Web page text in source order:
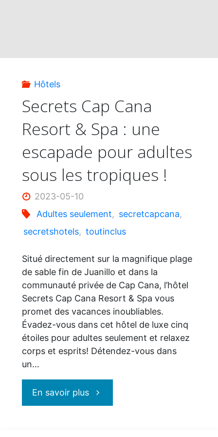
Hôtels
Secrets Cap Cana
Resort & Spa : une
escapade pour adultes
sous les tropiques !
2023-05-10
Adultes seulement, secretcapcana,
secretshotels, toutinclus
Situé directement sur la magnifique plage
de sable fin de Juanillo et dans la
communauté privée de Cap Cana, l’hôtel
Secrets Cap Cana Resort & Spa vous
promet des vacances inoubliables.
Évadez-vous dans cet hôtel de luxe cinq
étoiles pour adultes seulement et relaxez
corps et esprits! Détendez-vous dans
un…
En savoir plus"Secrets